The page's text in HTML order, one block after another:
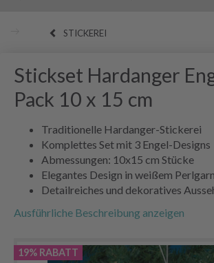
STICKEREI
Stickset Hardanger
Pack 10 x 15 cm
Traditionelle Hardanger-Stickerei
Komplettes Set mit 3 Engel-Designs
Abmessungen: 10x15 cm Stücke
Elegantes Design in weißem Perlgarn
Detailreiches und dekoratives
Ausführliche Beschreibung anzeigen
19% RABATT